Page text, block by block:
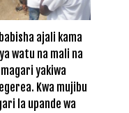
ajali kama
watu na mali na
yakiwa
Kwa mujibu
la upande wa